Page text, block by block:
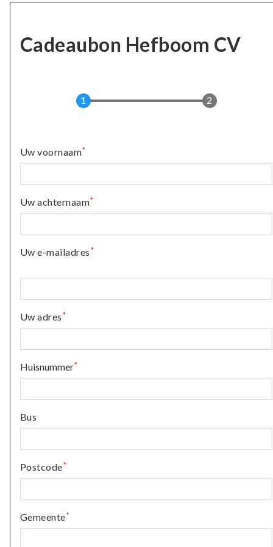
Cadeaubon Hefboom CV
Uw voornaam
Uw achternaam
Uw e-mailadres
Uw adres
Huisnummer
Bus
Postcode
Gemeente